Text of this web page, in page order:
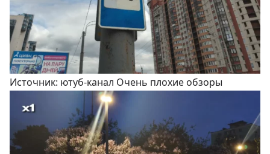
Источник: ютуб-канал Очень плохие обзоры